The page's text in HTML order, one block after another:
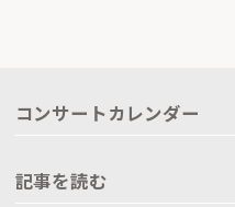
コンサートカレンダー
記事を読む